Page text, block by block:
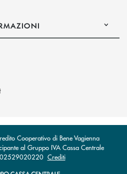
(si apre l’app di posta elettronica)
l’app di posta elettronica)
Cooperativo di Bene Vagienna
al Gruppo IVA Cassa Centrale
02529020220 Crediti